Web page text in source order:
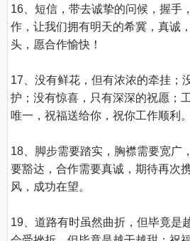
16、短信，带去诚挚的问候，握手
作，让我们拥有明天的希冀，真诚
头，愿合作愉快！
17、没有鲜花，但有浓浓的牵挂；
护；没有惊喜，只有深深的祝愿；
唯一，祝福送给你，祝你工作顺利。
18、脚步需要踏实，胸襟需要宽广
要豁达，合作需要真诚，期待再次
风，成功在望。
19、道路有时虽然曲折，但毕竟是